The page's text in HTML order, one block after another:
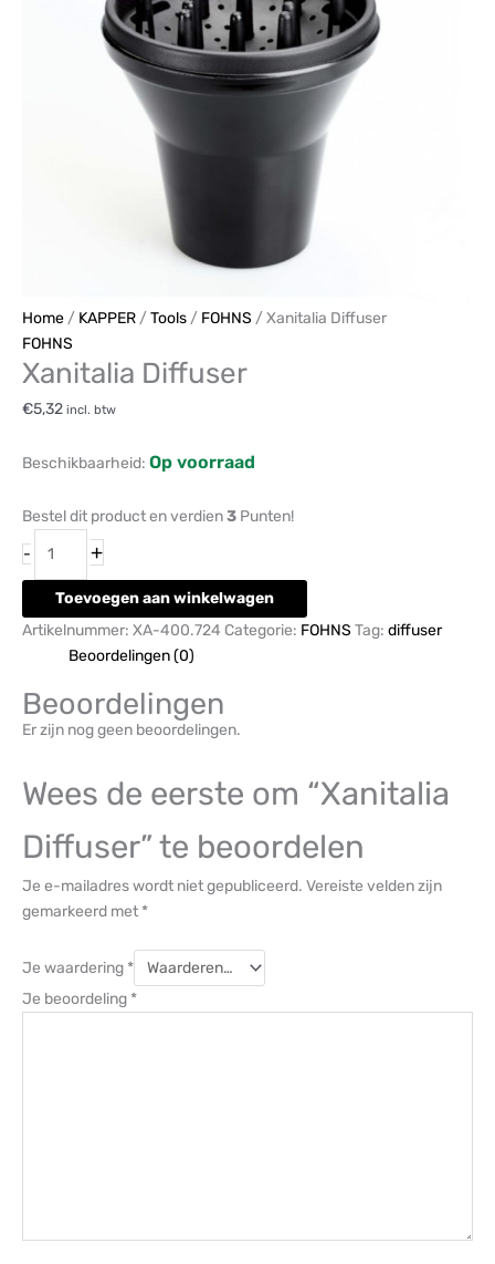
Home / KAPPER /Tools / FOHNS / Xanitalia Diffuser
FOHNS
Xanitalia Diffuser
€5,32 incl. btw
Beschikbaarheid: Op voorraad
Bestel dit product en verdien3 Punten!
- +
Toevoegen aan winkelwagen
Artikelnummer: XA-400.724 Categorie: FOHNS Tag: diffuser
Beoordelingen (0)
Beoordelingen
Er zijn nog geen beoordelingen.
Wees de eerste om “Xanitalia
Diffuser” te beoordelen
Je e-mailadres wordt niet gepubliceerd. Vereiste velden zijn
gemarkeerd met *
Je waardering *
Je beoordeling *